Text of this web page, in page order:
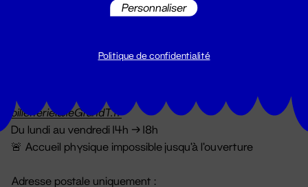
billetterie@leGrandT.fr
Du lundi au vendredi 14h → 18h
🚨 Accueil physique impossible jusqu'à l'ouverture
Adresse postale uniquement :
Personnaliser
Politique de confidentialité